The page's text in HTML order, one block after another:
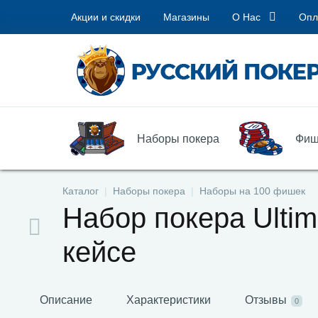
Акции и скидки Магазины О Нас
Наборы покера
Каталог Наборы покера Наборы на 100 фишек
Набор покера
кейсе
Описание Характеристики Отзывы 0